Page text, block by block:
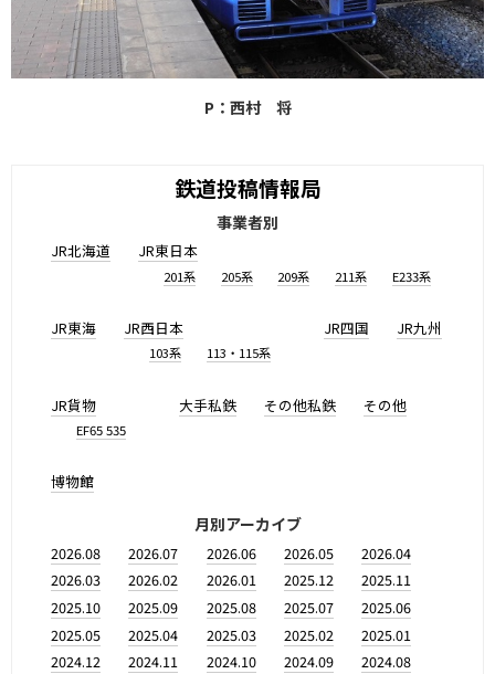
P：西村 将
鉄道投稿情報局
事業者別
JR北海道 JR東日本
201系 205系 209系 211系 E233系
JR東海 JR西日本
103系 113・115系
JR四国 JR九州
JR貨物
EF65 535
大手私鉄 その他私鉄 その他
博物館
月別アーカイブ
2026.08 2026.07 2026.06 2026.05
2026.04
2026.03
2026.02 2026.01 2025.12
2025.11
2025.10
2025.09 2025.08 2025.07
2025.06
2025.05
2025.04 2025.03 2025.02
2025.01
2024.12
2024.11 2024.10 2024.09
2024.08